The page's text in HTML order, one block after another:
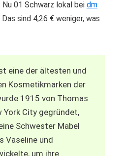
01 Schwarz lokal bei dm
sind 4,26 € weniger, was
eine der ältesten und
Kosmetikmarken der
1915 von Thomas
York City gegründet,
Schwester Mabel
Vaseline und
um ihre